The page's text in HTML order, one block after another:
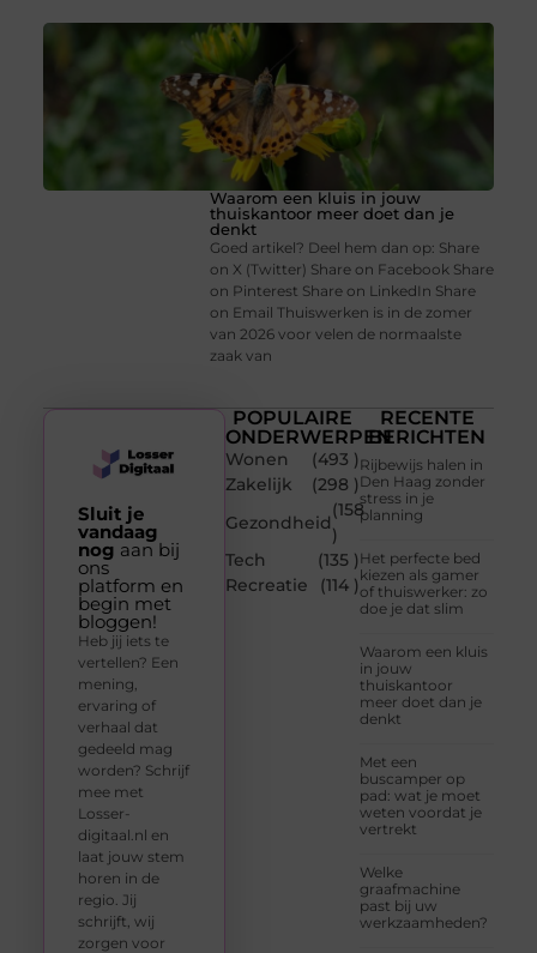
Waarom een kluis in jouw
thuiskantoor meer doet dan je
denkt
Goed artikel? Deel hem dan op: Share
on X (Twitter) Share on Facebook Share
on Pinterest Share on LinkedIn Share
on Email Thuiswerken is in de zomer
van 2026 voor velen de normaalste
zaak van
POPULAIRE
ONDERWERPEN
Wonen
(493 )
Zakelijk
(298 )
Gezondheid
(158
)
Tech
(135 )
Recreatie
(114 )
RECENTE
BERICHTEN
Rijbewijs halen in
Den Haag zonder
stress in je
planning
Het perfecte bed
kiezen als gamer
of thuiswerker: zo
doe je dat slim
Waarom een kluis
in jouw
thuiskantoor
meer doet dan je
denkt
Met een
buscamper op
pad: wat je moet
weten voordat je
vertrekt
Welke
graafmachine
past bij uw
werkzaamheden?
Sluit je
vandaag
nog aan bij
ons
platform en
begin met
bloggen!
Heb jij iets te
vertellen? Een
mening,
ervaring of
verhaal dat
gedeeld mag
worden? Schrijf
mee met
Losser-
digitaal.nl en
laat jouw stem
horen in de
regio. Jij
schrijft, wij
zorgen voor